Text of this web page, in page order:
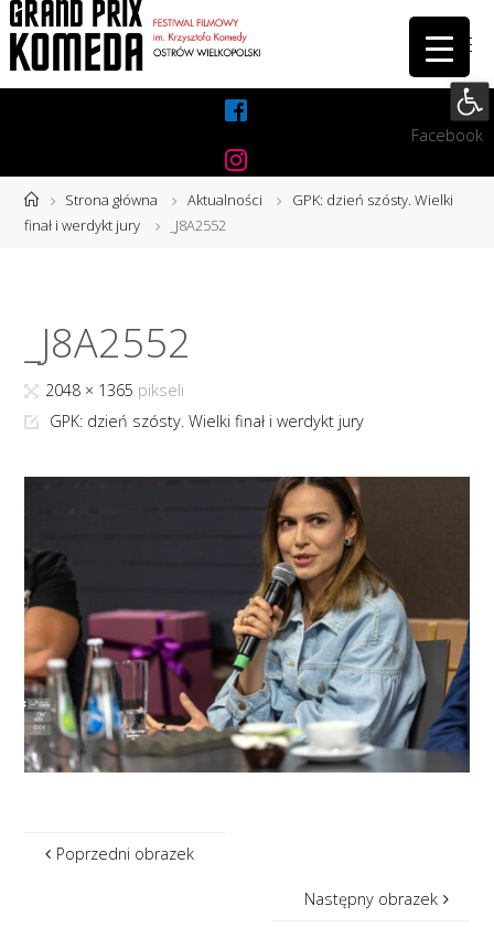
Przejdź
do
treści
Facebook
Strona
główna
Strona główna Aktualności
GPK: dzień szósty. Wielki
finał i werdykt jury
_J8A2552
_J8A2552
Pełny
rozmiar
2048 × 1365 pikseli
GPK: dzień szósty. Wielki finał i werdykt jury
Poprzedni obrazek
Następny obrazek